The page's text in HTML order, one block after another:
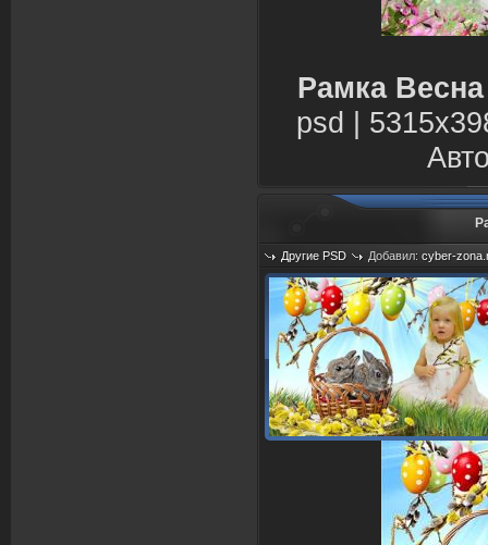
Рамка
psd |
Другие PSD Добавил: cyber-
Просмотров: 1334